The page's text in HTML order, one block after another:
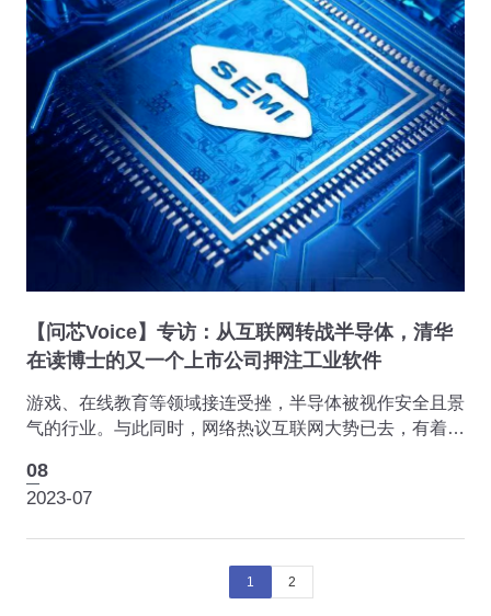
【问芯Voice】专访：从互联网转战半导体，清华
在读博士的又一个上市公司押注工业软件
游戏、在线教育等领域接连受挫，半导体被视作安全且景
气的行业。与此同时，网络热议互联网大势已去，有着指
CEO李钢江本硕都是清华计算机，从事互联网多年后再
次回到...
08
2023-07
1 2